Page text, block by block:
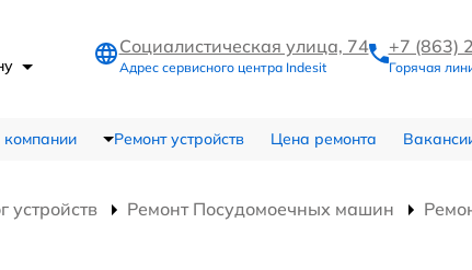
Социалистическая улица, 74
Адрес сервисного центра Indesit
+7 (863)
Горячая
Ремонт устройств Цена ремонта
устройств Ремонт Посудомоечных машин